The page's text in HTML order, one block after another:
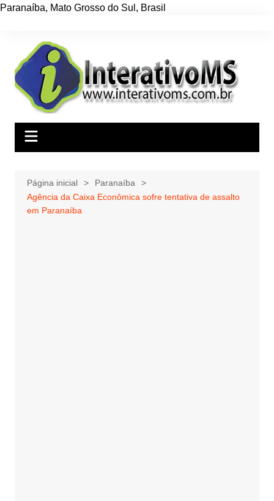
Paranaíba, Mato Grosso do Sul , Brasil
conteúdo
Página inicial
Paranaíba
Agência da Caixa Econômica sofre tentativa de assalto
em Paranaíba